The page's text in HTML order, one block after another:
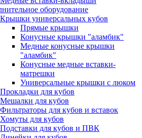
оборудование
Крышки универсальных кубов
Прямые крышки
Конусные крышки "аламбик"
Медные конусные крышки
"аламбик"
Конусные медные вставки-
матрешки
Универсальные крышки с люком
Прокладки для кубов
Мешалки для кубов
Фильтраторы для кубов и вставок
Хомуты для кубов
Подставки для кубов и ПВК